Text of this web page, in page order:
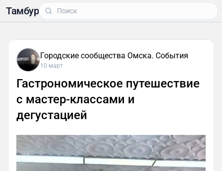
Тамбур
Городские сообщества Омска. События
10 март
Гастрономическое путешествие
с мастер-классами и
дегустацией